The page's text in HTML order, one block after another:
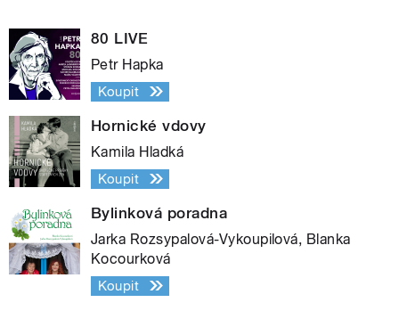
80 LIVE
Petr Hapka
Koupit
Hornické vdovy
Kamila Hladká
Koupit
Bylinková poradna
Jarka Rozsypalová-Vykoupilová, Blanka
Kocourková
Koupit